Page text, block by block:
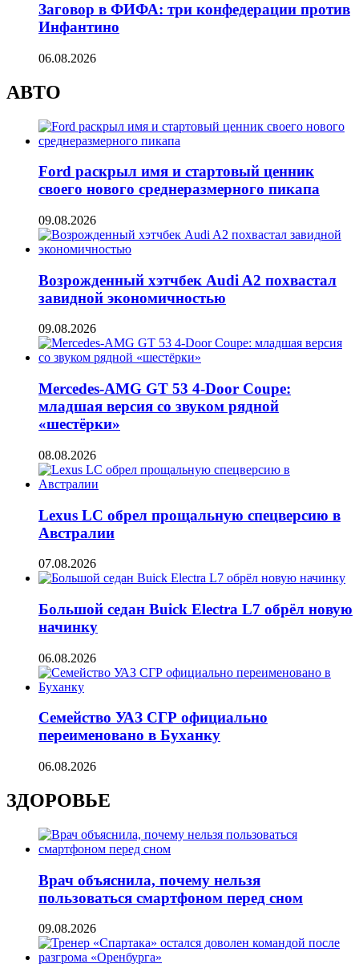
Заговор в ФИФА: три конфедерации против
Инфантино
06.08.2026
АВТО
Ford раскрыл имя и стартовый ценник
своего нового среднеразмерного пикапа
09.08.2026
Возрожденный хэтчбек Audi A2 похвастал
завидной экономичностью
09.08.2026
Mercedes-AMG GT 53 4-Door Coupe:
младшая версия со звуком рядной
«шестёрки»
08.08.2026
Lexus LC обрел прощальную спецверсию в
Австралии
07.08.2026
Большой седан Buick Electra L7 обрёл новую
начинку
06.08.2026
Семейство УАЗ СГР официально
переименовано в Буханку
06.08.2026
ЗДОРОВЬЕ
Врач объяснила, почему нельзя
пользоваться смартфоном перед сном
09.08.2026